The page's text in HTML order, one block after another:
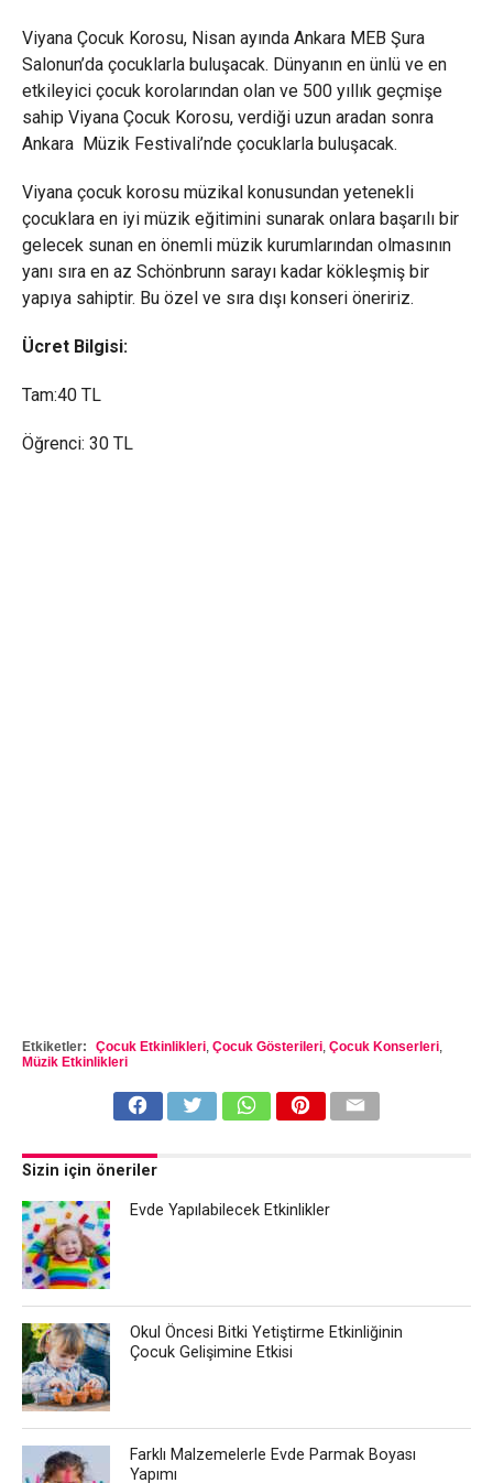
Viyana Çocuk Korosu, Nisan ayında Ankara MEB Şura
Salonun’da çocuklarla buluşacak. Dünyanın en ünlü ve en
etkileyici çocuk korolarından olan ve 500 yıllık geçmişe
sahip Viyana Çocuk Korosu, verdiği uzun aradan sonra
Ankara Müzik Festivali’nde çocuklarla buluşacak.
Viyana çocuk korosu müzikal konusundan yetenekli
çocuklara en iyi müzik eğitimini sunarak onlara başarılı bir
gelecek sunan en önemli müzik kurumlarından olmasının
yanı sıra en az Schönbrunn sarayı kadar kökleşmiş bir
yapıya sahiptir. Bu özel ve sıra dışı konseri öneririz.
Ücret Bilgisi:
Tam:40 TL
Öğrenci: 30 TL
Etkiketler: Çocuk Etkinlikleri, Çocuk Gösterileri, Çocuk Konserleri,
Müzik Etkinlikleri
Sizin için öneriler
Evde Yapılabilecek Etkinlikler
Okul Öncesi Bitki Yetiştirme Etkinliğinin
Çocuk Gelişimine Etkisi
Farklı Malzemelerle Evde Parmak Boyası
Yapımı